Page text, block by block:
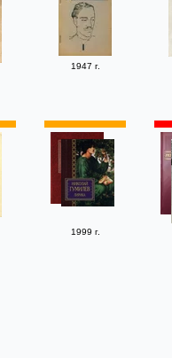
1947 г.
1999 г.